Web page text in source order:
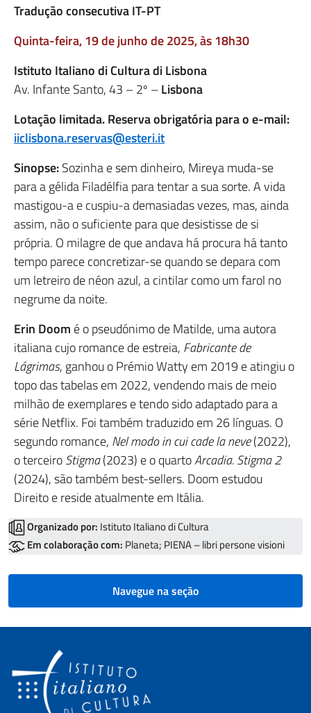
Tradução consecutiva IT-PT
Quinta-feira, 19 de junho de 2025, às 18h30
Istituto Italiano di Cultura di Lisbona
Av. Infante Santo, 43 – 2º –Lisbona
Lotação limitada. Reserva obrigatória para o e-mail:
iiclisbona.reservas@esteri.it
Sinopse:Sozinha e sem dinheiro, Mireya muda-se
para a gélida Filadélfia para tentar a sua sorte. A vida
mastigou-a e cuspiu-a demasiadas vezes, mas, ainda
assim, não o suficiente para que desistisse de si
própria. O milagre de que andava há procura há tanto
tempo parece concretizar-se quando se depara com
um letreiro de néon azul, a cintilar como um farol no
negrume da noite.
Erin Doom é o pseudónimo de Matilde, uma autora
italiana cujo romance de estreia, Fabricante de
Lágrimas, ganhou o Prémio Watty em 2019 e atingiu o
topo das tabelas em 2022, vendendo mais de meio
milhão de exemplares e tendo sido adaptado para a
série Netflix. Foi também traduzido em 26 línguas. O
segundo romance, Nel modo in cui cade la neve(2022),
o terceiroStigma(2023) e o quartoArcadia. Stigma 2
(2024), são também best-sellers. Doom estudou
Direito e reside atualmente em Itália.
Organizado por: Istituto Italiano di Cultura
Em colaboração com: Planeta; PIENA – libri persone visioni
Navegue na seção